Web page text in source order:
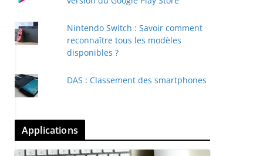
Nintendo Switch : Savoir comment
reconnaître tous les modèles
disponibles ?
DAS : Classement des smartphones
Applications